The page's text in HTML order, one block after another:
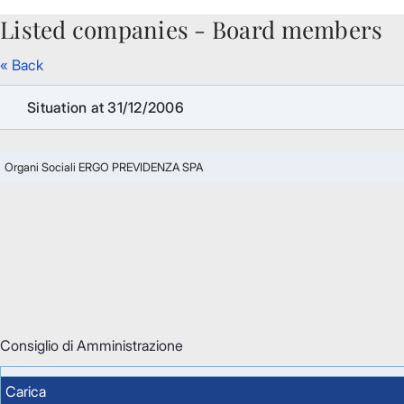
Skip to Main Content
Listed companies - Board members
« Back
Situation at 31/12/2006
Organi Sociali ERGO PREVIDENZA SPA
Consiglio di Amministrazione
Carica